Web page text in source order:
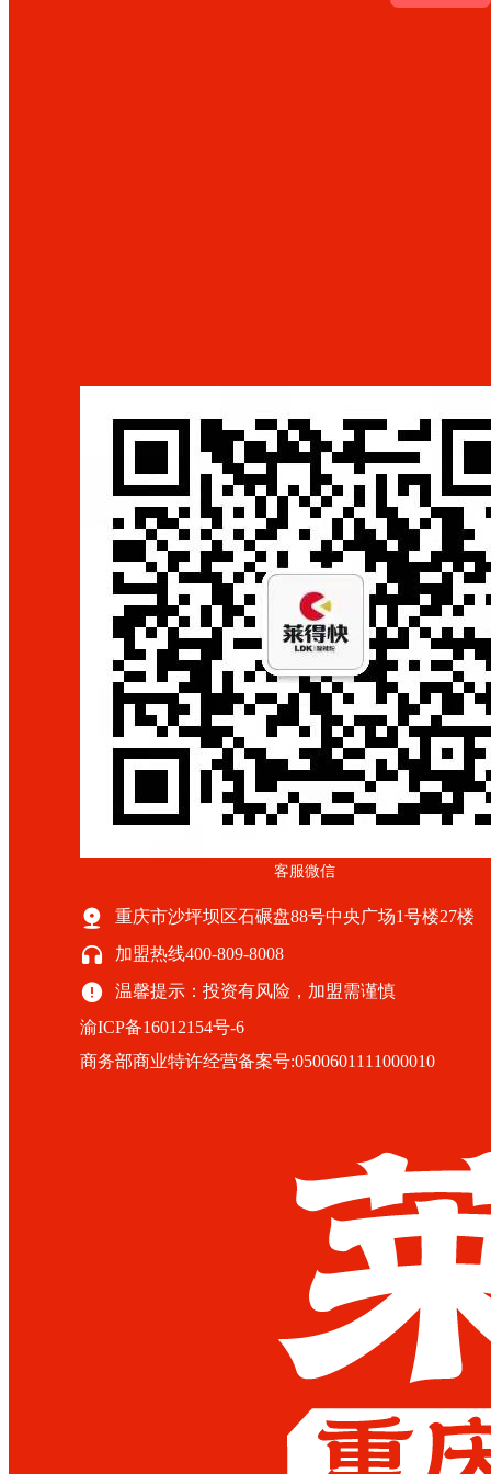
客服微信
重庆市沙坪坝区石碾盘88号中央广场1号楼27楼
加盟热线400-809-8008
温馨提示：投资有风险，加盟需谨慎
渝ICP备16012154号-6
商务部商业特许经营备案号:0500601111000010